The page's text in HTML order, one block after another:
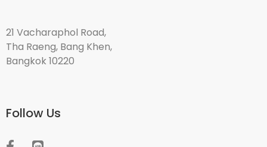
21 Vacharaphol Road,
Tha Raeng, Bang Khen,
Bangkok 10220
Follow Us